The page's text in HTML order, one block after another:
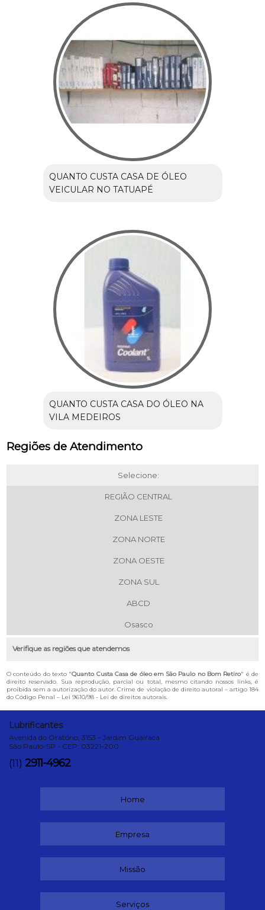
QUANTO CUSTA CASA DE ÓLEO
VEICULAR NO TATUAPÉ
QUANTO CUSTA CASA DO ÓLEO NA
VILA MEDEIROS
Regiões de Atendimento
Selecione:
REGIÃO CENTRAL
ZONA LESTE
ZONA NORTE
ZONA OESTE
ZONA SUL
ABCD
Osasco
Verifique as regiões que atendemos
O conteúdo do texto "Quanto Custa Casa de óleo em São Paulo no Bom Retiro" é de
direito reservado. Sua reprodução, parcial ou total, mesmo citando nossos links, é
proibida sem a autorização do autor. Crime de violação de direito autoral – artigo 184
do Código Penal – Lei 9610/98 - Lei de direitos autorais.
Lubrificantes
Avenida do Oratório, 3153 - Jardim Guairaca
São Paulo-SP - CEP: 03221-200
(11) 2911-4962
Home
Empresa
Missão
Serviços